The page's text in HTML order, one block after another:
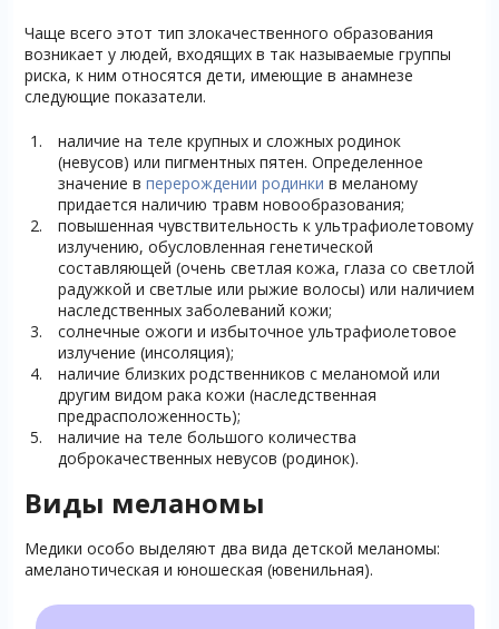
Чаще всего этот тип злокачественного образования
возникает у людей, входящих в так называемые группы
риска, к ним относятся дети, имеющие в анамнезе
следующие показатели.
наличие на теле крупных и сложных родинок
(невусов) или пигментных пятен. Определенное
значение в перерождении родинки в меланому
придается наличию травм новообразования;
повышенная чувствительность к ультрафиолетовому
излучению, обусловленная генетической
составляющей (очень светлая кожа, глаза со светлой
радужкой и светлые или рыжие волосы) или наличием
наследственных заболеваний кожи;
солнечные ожоги и избыточное ультрафиолетовое
излучение (инсоляция);
наличие близких родственников с меланомой или
другим видом рака кожи (наследственная
предрасположенность);
наличие на теле большого количества
доброкачественных невусов (родинок).
Виды меланомы
Медики особо выделяют два вида детской меланомы:
амеланотическая и юношеская (ювенильная).